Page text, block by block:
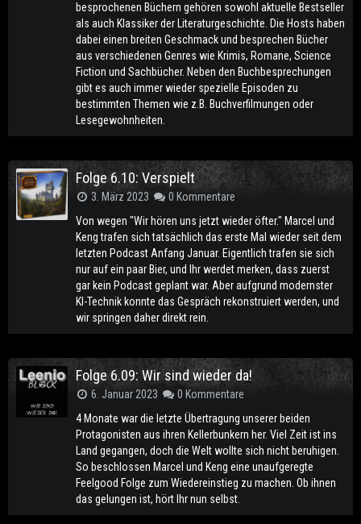
besprochenen Büchern gehören sowohl aktuelle Bestseller
als auch Klassiker der Literaturgeschichte. Die Hosts haben
dabei einen breiten Geschmack und besprechen Bücher
aus verschiedenen Genres wie Krimis, Romane, Science
Fiction und Sachbücher. Neben den Buchbesprechungen
gibt es auch immer wieder spezielle Episoden zu
bestimmten Themen wie z.B. Buchverfilmungen oder
Lesegewohnheiten.
Folge 6.10: Verspielt
3. März 2023
0 Kommentare
Von wegen "Wir hören uns jetzt wieder öfter." Marcel und
Keng trafen sich tatsächlich das erste Mal wieder seit dem
letzten Podcast Anfang Januar. Eigentlich trafen sie sich
nur auf ein paar Bier, und Ihr werdet merken, dass zuerst
gar kein Podcast geplant war. Aber aufgrund modernster
KI-Technik konnte das Gespräch rekonstruiert werden, und
wir springen daher direkt rein.
Folge 6.09: Wir sind wieder da!
6. Januar 2023
0 Kommentare
4 Monate war die letzte Übertragung unserer beiden
Protagonisten aus ihren Kellerbunkern her. Viel Zeit ist ins
Land gegangen, doch die Welt wollte sich nicht beruhigen.
So beschlossen Marcel und Keng eine unaufgeregte
Feelgood Folge zum Wiedereinstieg zu machen. Ob ihnen
das gelungen ist, hört Ihr nun selbst.